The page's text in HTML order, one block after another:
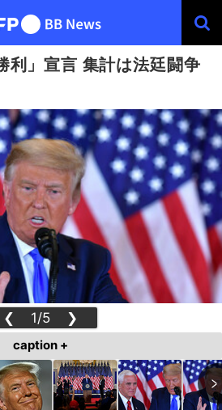
利」宣言 集計は法廷闘争
❮ 1/5 ❯
caption +